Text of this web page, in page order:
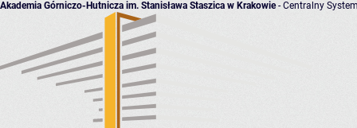
Akademia Górniczo-Hutnicza im. Stanisława Staszica w Krakowie- Centralny